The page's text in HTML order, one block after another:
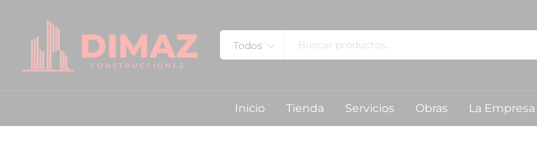
Todos
Inicio Tienda Servicios Obras La Empresa